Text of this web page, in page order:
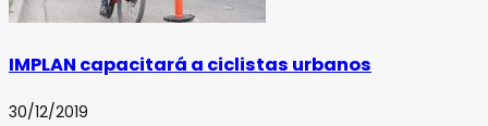
IMPLAN capacitará a ciclistas urbanos
30/12/2019